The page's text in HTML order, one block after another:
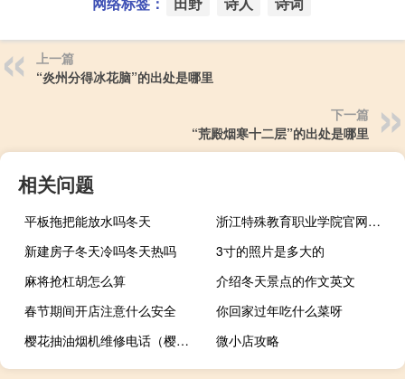
上一篇
“炎州分得冰花脑”的出处是哪里
下一篇
“荒殿烟寒十二层”的出处是哪里
相关问题
平板拖把能放水吗冬天
浙江特殊教育职业学院官网录取查询（浙江特殊教育职业学院官网）
新建房子冬天冷吗冬天热吗
3寸的照片是多大的
麻将抢杠胡怎么算
介绍冬天景点的作文英文
春节期间开店注意什么安全
你回家过年吃什么菜呀
樱花抽油烟机维修电话（樱花油烟机维修）
微小店攻略